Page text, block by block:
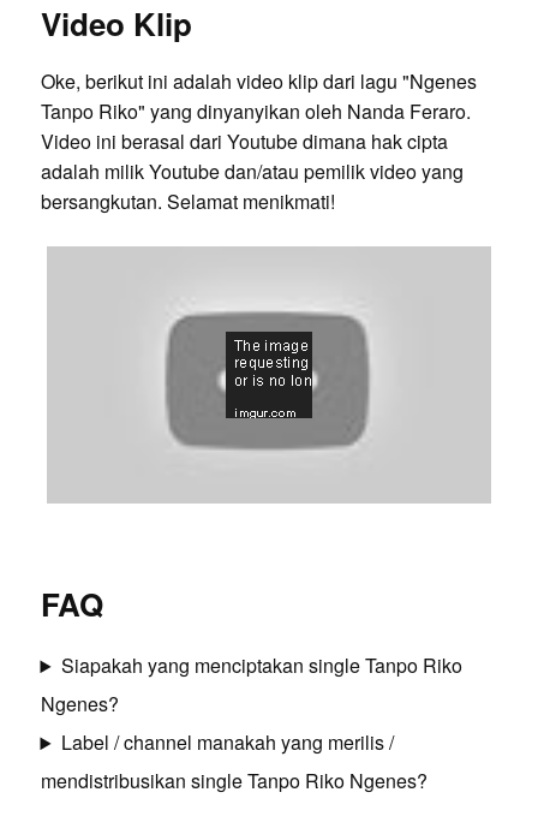
Video Klip
Oke, berikut ini adalah video klip dari lagu "Ngenes
Tanpo Riko" yang dinyanyikan oleh Nanda Feraro.
Video ini berasal dari Youtube dimana hak cipta
adalah milik Youtube dan/atau pemilik video yang
bersangkutan. Selamat menikmati!
FAQ
Siapakah yang menciptakan single Tanpo Riko
Ngenes?
Label / channel manakah yang merilis /
mendistribusikan single Tanpo Riko Ngenes?